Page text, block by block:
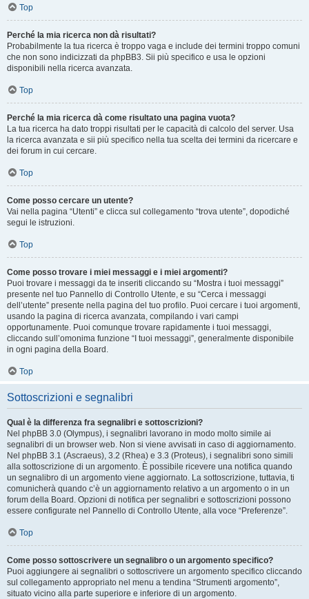
Top
Perché la mia ricerca non dà risultati?
Probabilmente la tua ricerca è troppo vaga e include dei termini troppo comuni
che non sono indicizzati da phpBB3. Sii più specifico e usa le opzioni
disponibili nella ricerca avanzata.
Top
Perché la mia ricerca dà come risultato una pagina vuota?
La tua ricerca ha dato troppi risultati per le capacità di calcolo del server. Usa
la ricerca avanzata e sii più specifico nella tua scelta dei termini da ricercare e
dei forum in cui cercare.
Top
Come posso cercare un utente?
Vai nella pagina “Utenti” e clicca sul collegamento “trova utente”, dopodiché
segui le istruzioni.
Top
Come posso trovare i miei messaggi e i miei argomenti?
Puoi trovare i messaggi da te inseriti cliccando su “Mostra i tuoi messaggi”
presente nel tuo Pannello di Controllo Utente, e su “Cerca i messaggi
dell’utente” presente nella pagina del tuo profilo. Puoi cercare i tuoi argomenti,
usando la pagina di ricerca avanzata, compilando i vari campi
opportunamente. Puoi comunque trovare rapidamente i tuoi messaggi,
cliccando sull’omonima funzione “I tuoi messaggi”, generalmente disponibile
in ogni pagina della Board.
Top
Sottoscrizioni e segnalibri
Qual è la differenza fra segnalibri e sottoscrizioni?
Nel phpBB 3.0 (Olympus), i segnalibri lavorano in modo molto simile ai
segnalibri di un browser web. Non si viene avvisati in caso di aggiornamento.
Nel phpBB 3.1 (Ascraeus), 3.2 (Rhea) e 3.3 (Proteus), i segnalibri sono simili
alla sottoscrizione di un argomento. È possibile ricevere una notifica quando
un segnalibro di un argomento viene aggiornato. La sottoscrizione, tuttavia, ti
comunicherà quando c’è un aggiornamento relativo a un argomento o in un
forum della Board. Opzioni di notifica per segnalibri e sottoscrizioni possono
essere configurate nel Pannello di Controllo Utente, alla voce “Preferenze”.
Top
Come posso sottoscrivere un segnalibro o un argomento specifico?
Puoi aggiungere ai segnalibri o sottoscrivere un argomento specifico cliccando
sul collegamento appropriato nel menu a tendina “Strumenti argomento”,
situato vicino alla parte superiore e inferiore di un argomento.